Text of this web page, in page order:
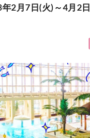
2月7日(火)～4月2